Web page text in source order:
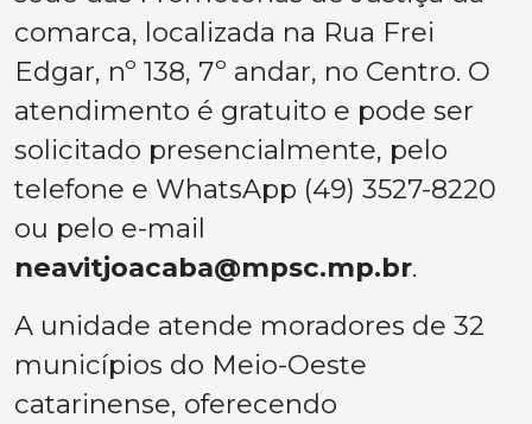
comarca, localizada na Rua Frei
Edgar, nº 138, 7º andar, no Centro. O
atendimento é gratuito e pode ser
solicitado presencialmente, pelo
telefone e WhatsApp (49) 3527-8220
ou pelo e-mail
neavitjoacaba@mpsc.mp.br.
A unidade atende moradores de 32
municípios do Meio-Oeste
catarinense, oferecendo